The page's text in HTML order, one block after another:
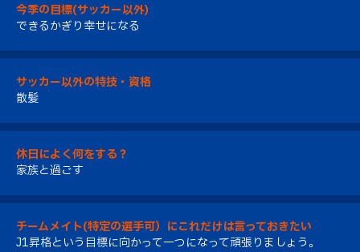
今季の目標(サッカー以外)
できるかぎり幸せになる
サッカー以外の特技・資格
散髪
休日によく何をする？
家族と過ごす
チームメイト(特定の選手可）にこれだけは言っておきたい
J1昇格という目標に向かって一つになって頑張りましょう。